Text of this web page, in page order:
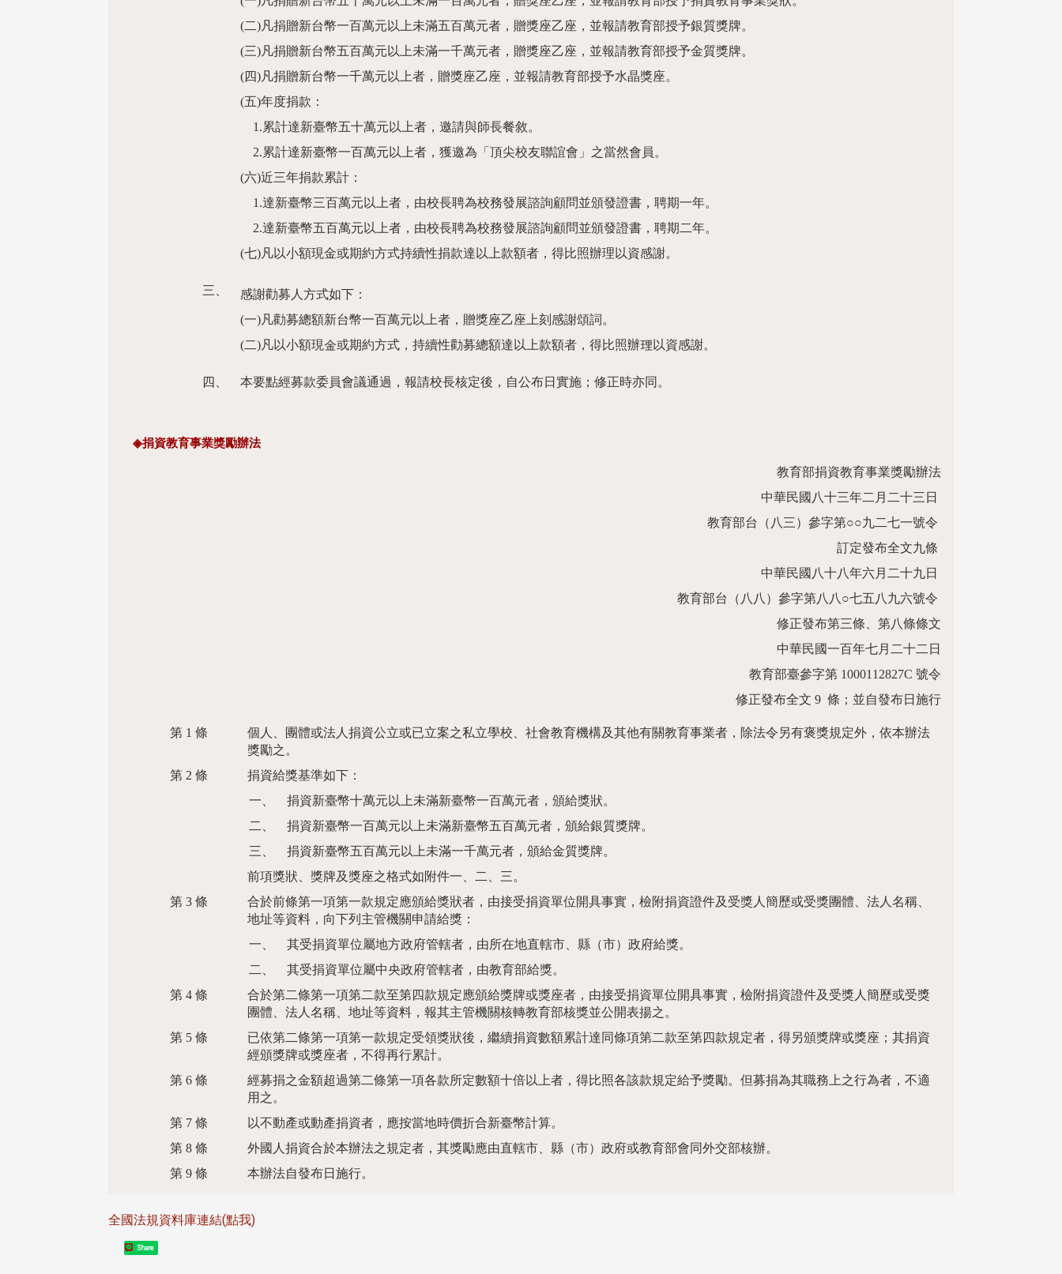
(二)凡捐贈新台幣一百萬元以上未滿五百萬元者，贈獎座乙座，並報請教育部授予銀質獎牌。
(三)凡捐贈新台幣五百萬元以上未滿一千萬元者，贈獎座乙座，並報請教育部授予金質獎牌。
(四)凡捐贈新台幣一千萬元以上者，贈獎座乙座，並報請教育部授予水晶獎座。
(五)年度捐款：
1.累計達新臺幣五十萬元以上者，邀請與師長餐敘。
2.累計達新臺幣一百萬元以上者，獲邀為「頂尖校友聯誼會」之當然會員。
(六)近三年捐款累計：
1.達新臺幣三百萬元以上者，由校長聘為校務發展諮詢顧問並頒發證書，聘期一年。
2.達新臺幣五百萬元以上者，由校長聘為校務發展諮詢顧問並頒發證書，聘期二年。
(七)凡以小額現金或期約方式持續性捐款達以上款額者，得比照辦理以資感謝。
三、
感謝勸募人方式如下：
(一)凡勸募總額新台幣一百萬元以上者，贈獎座乙座上刻感謝頌詞。
(二)凡以小額現金或期約方式，持續性勸募總額達以上款額者，得比照辦理以資感謝。
四、 本要點經募款委員會議通過，報請校長核定後，自公布日實施；修正時亦同。
◈捐資教育事業獎勵辦法
教育部捐資教育事業獎勵辦法
中華民國八十三年二月二十三日
教育部台（八三）參字第○○九二七一號令
訂定發布全文九條
中華民國八十八年六月二十九日
教育部台（八八）參字第八八○七五八九六號令
修正發布第三條、第八條條文
中華民國一百年七月二十二日
教育部臺參字第 1000112827C 號令
修正發布全文 9 條；並自發布日施行
第 1 條
個人、團體或法人捐資公立或已立案之私立學校、社會教育機構及其他有關教育事業者，除法令另有褒獎規定外，依本辦法
獎勵之。
第 2 條
捐資給獎基準如下：
一、
捐資新臺幣十萬元以上未滿新臺幣一百萬元者，頒給獎狀。
二、
捐資新臺幣一百萬元以上未滿新臺幣五百萬元者，頒給銀質獎牌。
三、
捐資新臺幣五百萬元以上未滿一千萬元者，頒給金質獎牌。
前項獎狀、獎牌及獎座之格式如附件一、二、三。
第 3 條
合於前條第一項第一款規定應頒給獎狀者，由接受捐資單位開具事實，檢附捐資證件及受獎人簡歷或受獎團體、法人名稱、
地址等資料，向下列主管機關申請給獎：
一、
其受捐資單位屬地方政府管轄者，由所在地直轄市、縣（市）政府給獎。
二、
其受捐資單位屬中央政府管轄者，由教育部給獎。
第 4 條
合於第二條第一項第二款至第四款規定應頒給獎牌或獎座者，由接受捐資單位開具事實，檢附捐資證件及受獎人簡歷或受獎
團體、法人名稱、地址等資料，報其主管機關核轉教育部核獎並公開表揚之。
第 5 條
已依第二條第一項第一款規定受領獎狀後，繼續捐資數額累計達同條項第二款至第四款規定者，得另頒獎牌或獎座；其捐資
經頒獎牌或獎座者，不得再行累計。
第 6 條
經募捐之金額超過第二條第一項各款所定數額十倍以上者，得比照各該款規定給予獎勵。但募捐為其職務上之行為者，不適
用之。
第 7 條
以不動產或動產捐資者，應按當地時價折合新臺幣計算。
第 8 條
外國人捐資合於本辦法之規定者，其獎勵應由直轄市、縣（市）政府或教育部會同外交部核辦。
第 9 條
本辦法自發布日施行。
全國法規資料庫連結(點我)
Share